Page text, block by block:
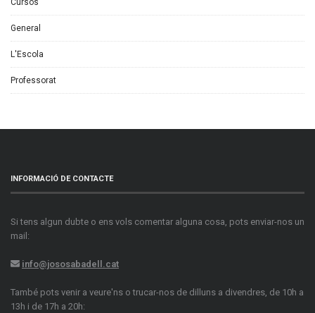
Cursos
General
L'Escola
Professorat
INFORMACIÓ DE CONTACTE
Si tens algun dubte o ens vols comentar alguna cosa, pots enviar-nos un
mail:
info@jososabadell.cat
També pots venir a veure'ns o trucar-nos de dilluns a divendres, de 10h a
13h i de 17h a 20h: